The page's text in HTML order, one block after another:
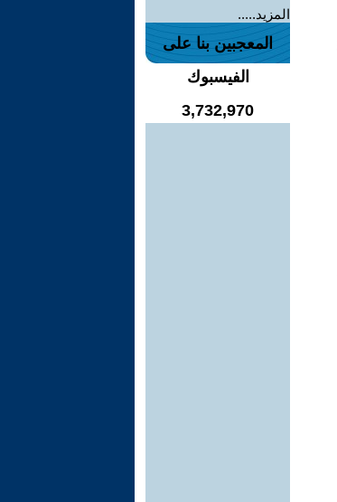
المزيد.....
المعجبين بنا على
الفيسبوك
3,732,970